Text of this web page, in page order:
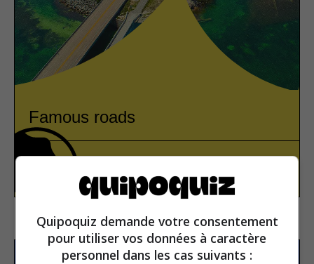
Famous roads
Quipoquiz demande votre consentement
pour utiliser vos données à caractère
personnel dans les cas suivants :